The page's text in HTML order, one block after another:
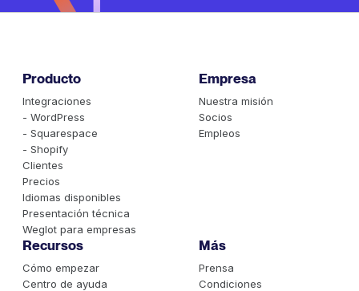
Producto
Integraciones
- WordPress
- Squarespace
- Shopify
Clientes
Precios
Idiomas disponibles
Presentación técnica
Weglot para empresas
Empresa
Nuestra misión
Socios
Empleos
Recursos
Cómo empezar
Centro de ayuda
Más
Prensa
Condiciones